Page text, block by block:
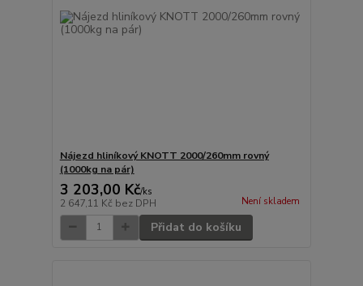
Nájezd hliníkový KNOTT 2000/260mm rovný
(1000kg na pár)
3 203,00 Kč/ks
2 647,11 Kč bez DPH Není skladem
Přidat do košíku